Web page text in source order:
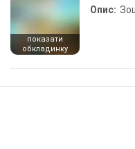
показати
обкладинку
Опис: